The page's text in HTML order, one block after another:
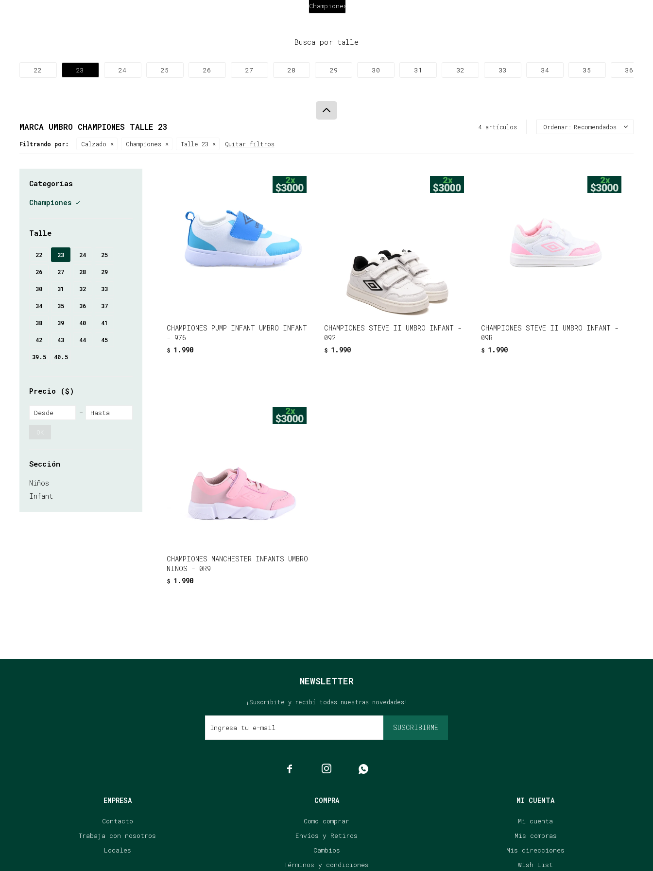
Championes
Busca por talle
22 23 24 25 26 27 28 29 30 31 32 33 34 35 36
MARCA UMBRO CHAMPIONES TALLE 23 4 artículos Recomendados
Filtrando por: Calzado Championes Talle 23 Quitar filtros
CHAMPIONES PUMP INFANT UMBRO INFANT
- 976
$ 1.990
CHAMPIONES STEVE II UMBRO INFANT -
092
$ 1.990
CHAMPIONES STEVE II UMBRO INFANT -
09R
$ 1.990
CHAMPIONES MANCHESTER INFANTS UMBRO
NIÑOS - 0R9
$ 1.990
Categorías
Championes
Talle
22 23 24 25
26 27 28 29
30 31 32 33
34 35 36 37
38 39 40 41
42 43 44 45
39.5 40.5
Precio ($)
Sección
Niños
Infant
EMPRESA
Contacto
Trabaja con nosotros
Locales
COMPRA
Como comprar
Envíos y Retiros
Cambios
Términos y condiciones
MI CUENTA
Mi cuenta
Mis compras
Mis direcciones
Wish List
NEWSLETTER
¡Suscribite y recibí todas nuestras novedades!
SUSCRIBIRME
  